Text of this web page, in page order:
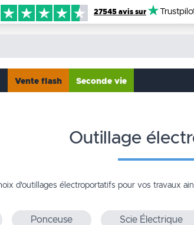
27545 avis sur Trustpilot
Vente flash Seconde vie
outillage
d'outillages électroportatifs pour vos travaux
Ponceuse Scie Électrique